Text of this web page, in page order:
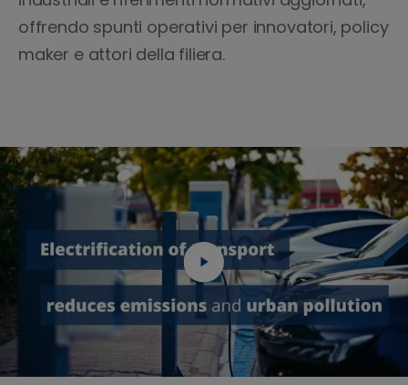
offrendo spunti operativi per innovatori, policy
maker e attori della filiera.